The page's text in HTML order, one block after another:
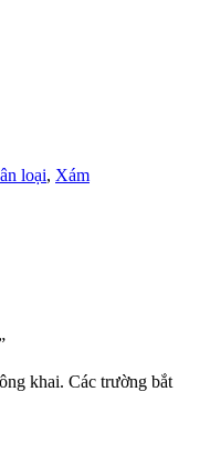
loại, Xám
khai. Các trường bắt